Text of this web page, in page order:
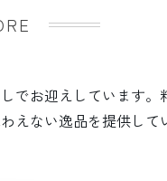
でお迎えしています。
えない逸品を提供して